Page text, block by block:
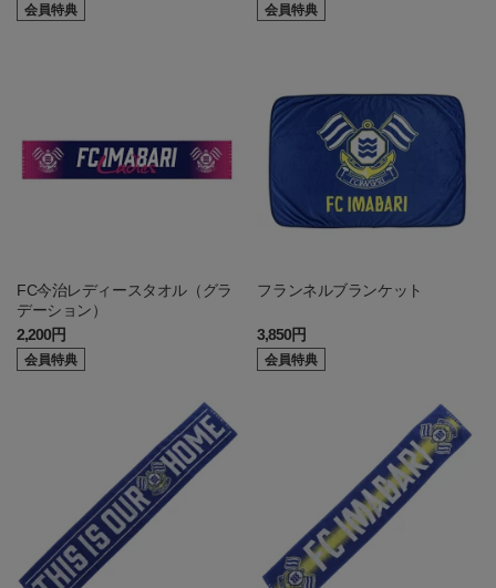
会員特典 会員特典
FC今治レディースタオル（グラ
デーション）
2,200円
会員特典
フランネルブランケット
3,850円
会員特典